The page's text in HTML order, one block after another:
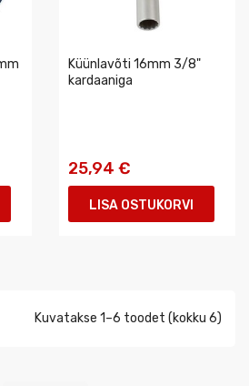
Küünlavõti 16mm 3/8"
kardaaniga
25,94 €
LISA OSTUKORVI
Kuvatakse 1–6 toodet (kokku 6)